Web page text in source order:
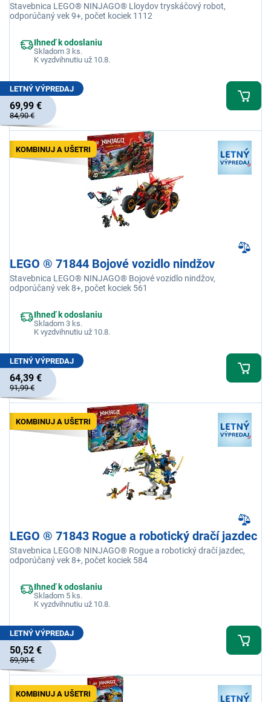
Stavebnica LEGO® NINJAGO® Lloydov tryskáčový robot,
odporúčaný vek 9+, počet kociek 1112
Ihneď k odoslaniu
Skladom 3 ks.
K vyzdvihnutiu už 10.8.
LETNÝ VÝPREDAJ
69,99 €
84,90 €
KOMBINUJ A UŠETRI
LEGO ® 71844 Bojové vozidlo nindžov
Stavebnica LEGO® NINJAGO® Bojové vozidlo nindžov,
odporúčaný vek 8+, počet kociek 561
Ihneď k odoslaniu
Skladom 3 ks.
K vyzdvihnutiu už 10.8.
LETNÝ VÝPREDAJ
64,39 €
91,99 €
KOMBINUJ A UŠETRI
LEGO ® 71843 Rogue a robotický dračí jazdec
Stavebnica LEGO® NINJAGO® Rogue a robotický dračí jazdec,
odporúčaný vek 8+, počet kociek 584
Ihneď k odoslaniu
Skladom 5 ks.
K vyzdvihnutiu už 10.8.
LETNÝ VÝPREDAJ
50,52 €
59,90 €
KOMBINUJ A UŠETRI